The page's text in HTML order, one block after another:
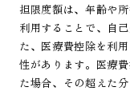
担限度額は、年齢や
利用することで、自
た、医療費控除を利
性があります。医療
た場合、その超えた